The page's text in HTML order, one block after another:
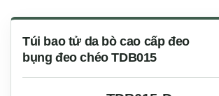
Túi bao tử da bò cao cấp đeo
bụng đeo chéo TDB015